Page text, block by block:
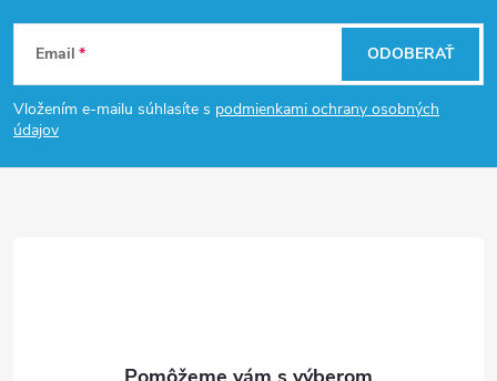
Z
á
p
Email
Vložením e-mailu súhlasíte s podmienkami ochrany osobných
údajov
ODOBERAŤ